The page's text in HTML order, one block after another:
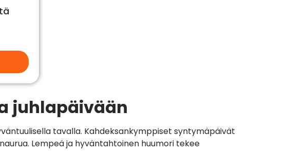
juhlapäivään
tavalla. Kahdeksankymppiset syntymäpäivät
Lempeä ja hyväntahtoinen huumori tekee